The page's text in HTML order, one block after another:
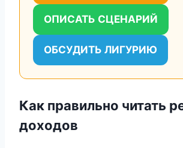
ОПИСАТЬ СЦЕНАРИЙ
ОБСУДИТЬ ЛИГУРИЮ
Как правильно читать
доходов